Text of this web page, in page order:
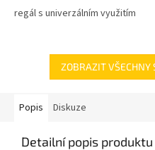
regál s univerzálním využitím
ZOBRAZIT VŠECHNY
Popis Diskuze
Detailní popis produktu